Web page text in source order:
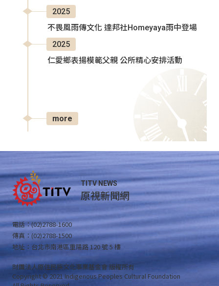
2025
不畏風雨傳文化 達邦社Homeyaya雨中登場
2025
仁愛鄉表揚模範父親 公所精心安排活動
more
TITV NEWS
原視新聞網
電話：(02)2788-1600
傳真：(02)2788-1500
地址：台北市南港區重陽路 120 號 5 樓
財團法人原住民族文化事業基金會 版權所有
Copyright © 2021 Indigenous Peoples Cultural Foundation